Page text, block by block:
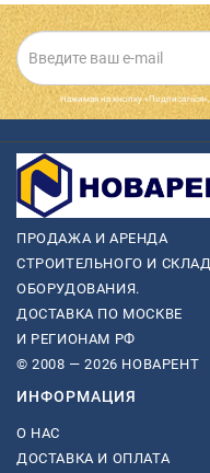
Нажимая на кнопку
ПРОДАЖА И АРЕНДА
СТРОИТЕЛЬНОГО И
ОБОРУДОВАНИЯ.
ДОСТАВКА ПО МОСКВЕ
И РЕГИОНАМ РФ
© 2008 — 2026 НОВАРЕНТ
ИНФОРМАЦИЯ
О НАС
ДОСТАВКА И ОПЛАТА